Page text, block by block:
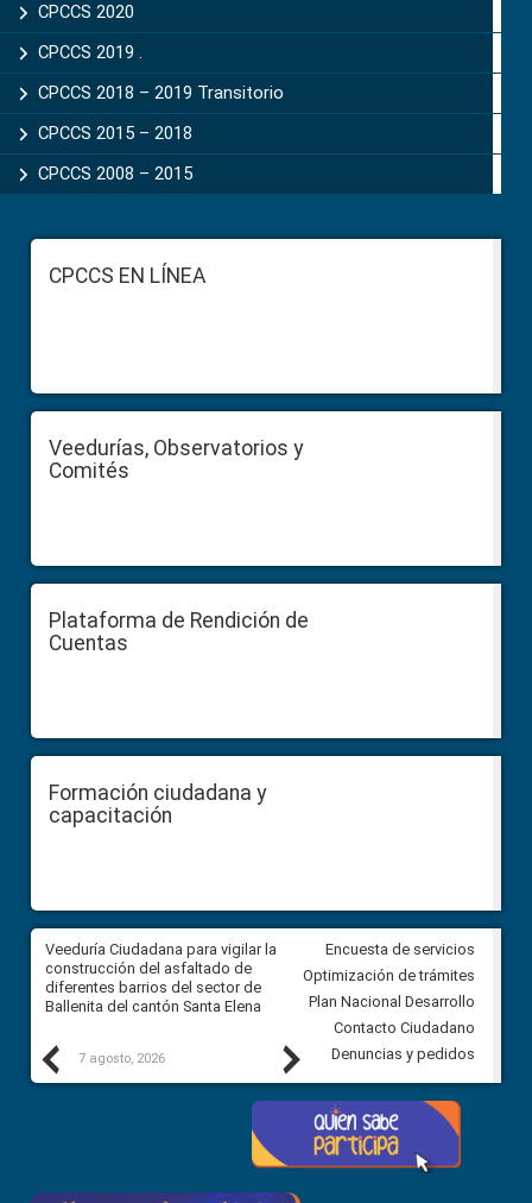
CPCCS 2020
CPCCS 2019 .
CPCCS 2018 – 2019 Transitorio
CPCCS 2015 – 2018
CPCCS 2008 – 2015
FooterCPCCS EN LÍNEA
Veedurías, Observatorios y
Comités
Plataforma de Rendición de
Cuentas
Formación ciudadana y
capacitación
Previous
Veeduría Ciudadana para vigilar la
construcción del asfaltado de
diferentes barrios del sector de
Ballenita del cantón Santa Elena
7 agosto, 2026
Veeduría Ciudadana para
Concurso Público de Méritos
Jueces de la Corte Nacional
Justicia
7 agosto, 2026
Next
Encuesta de servicios
Optimización de trámites
Plan Nacional Desarrollo
Contacto Ciudadano
Denuncias y pedidos